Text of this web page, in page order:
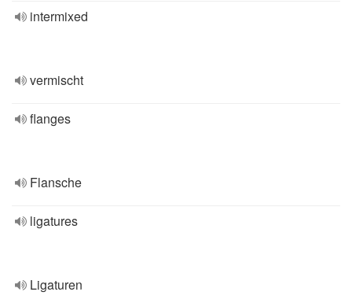
intermixed
vermischt
flanges
Flansche
ligatures
Ligaturen